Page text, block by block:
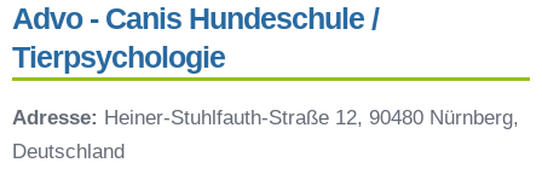
Advo - Canis Hundeschule /
Tierpsychologie
Adresse: Heiner-Stuhlfauth-Straße 12, 90480 Nürnberg,
Deutschland